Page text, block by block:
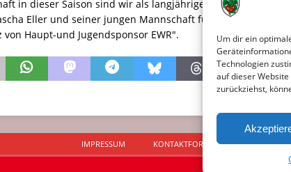
Um dir ein
Technologien
auf dieser
zurückziehst,
in dieser Saison sind wir als langjähriger
Eller und seiner jungen Mannschaft für
Haupt-und Jugendsponsor EWR".
IMPRESSUM KONTAKTFORMULAR